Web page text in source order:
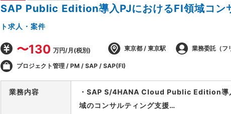
SAP Public Edition導入PJにおけるFI領域コン
ト求人・案件
〜130 万円/月(税別) 東京都 / 東京駅 業務委託（フ
プロジェクト管理 / PM / SAP / SAP(FI)
業務内容
・SAP S/4HANA Cloud Public Edition導
域のコンサルティング支援